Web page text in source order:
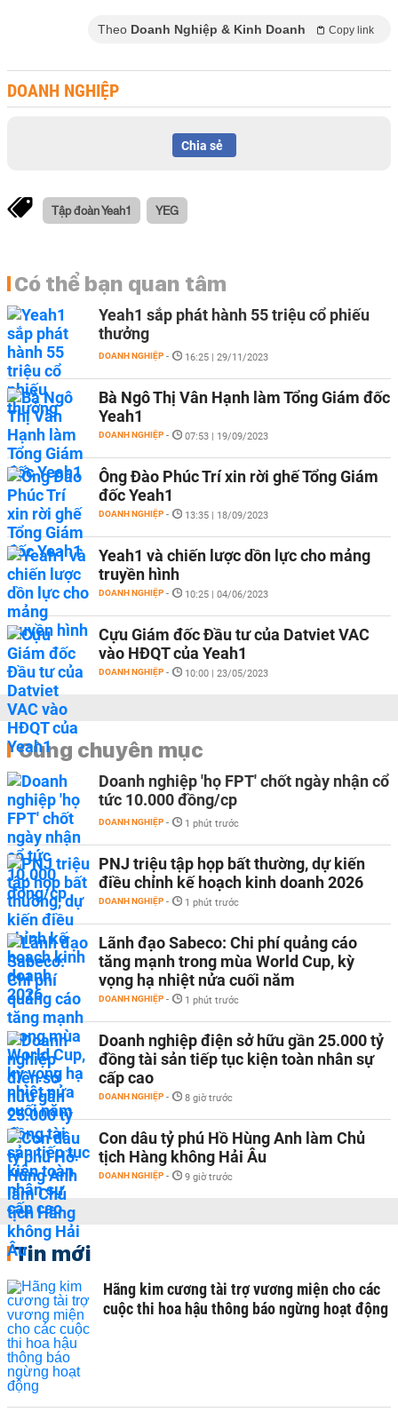
Theo Doanh Nghiệp & Kinh Doanh Copy link
DOANH NGHIỆP
Chia sẻ
Tập đoàn Yeah1 YEG
Có thể bạn quan tâm
Yeah1 sắp phát hành 55 triệu cổ phiếu
thưởng
DOANH NGHIỆP - 16:25 | 29/11/2023
Bà Ngô Thị Vân Hạnh làm Tổng Giám đốc
Yeah1
DOANH NGHIỆP - 07:53 | 19/09/2023
Ông Đào Phúc Trí xin rời ghế Tổng Giám
đốc Yeah1
DOANH NGHIỆP - 13:35 | 18/09/2023
Yeah1 và chiến lược dồn lực cho mảng
truyền hình
DOANH NGHIỆP - 10:25 | 04/06/2023
Cựu Giám đốc Đầu tư của Datviet VAC
vào HĐQT của Yeah1
DOANH NGHIỆP - 10:00 | 23/05/2023
Cùng chuyên mục
Doanh nghiệp 'họ FPT' chốt ngày nhận cổ
tức 10.000 đồng/cp
DOANH NGHIỆP - 1 phút trước
PNJ triệu tập họp bất thường, dự kiến
điều chỉnh kế hoạch kinh doanh 2026
DOANH NGHIỆP - 1 phút trước
Lãnh đạo Sabeco: Chi phí quảng cáo
tăng mạnh trong mùa World Cup, kỳ
vọng hạ nhiệt nửa cuối năm
DOANH NGHIỆP - 1 phút trước
Doanh nghiệp điện sở hữu gần 25.000 tỷ
đồng tài sản tiếp tục kiện toàn nhân sự
cấp cao
DOANH NGHIỆP - 8 giờ trước
Con dâu tỷ phú Hồ Hùng Anh làm Chủ
tịch Hàng không Hải Âu
DOANH NGHIỆP - 9 giờ trước
Tin mới
Hãng kim cương tài trợ vương miện cho các
cuộc thi hoa hậu thông báo ngừng hoạt động